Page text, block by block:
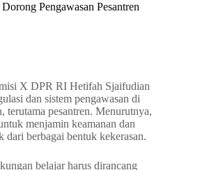
Pengawasan Pesantren
X DPR RI Hetifah Sjaifudian
dan sistem pengawasan di
terutama pesantren. Menurutnya,
menjamin keamanan dan
dari berbagai bentuk kekerasan.
belajar harus dirancang